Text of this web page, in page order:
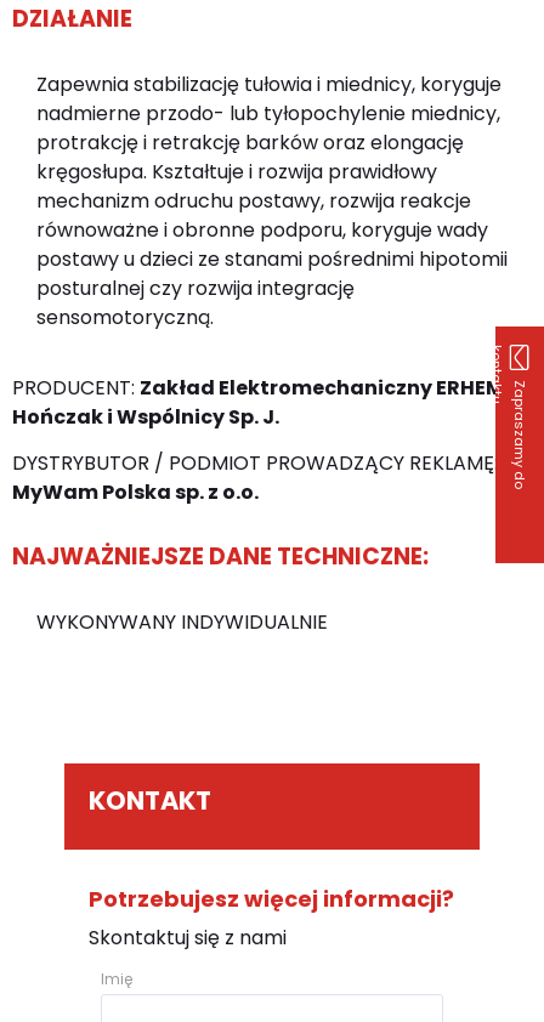
Z
a
p
r
a
s
z
a
m
y
d
o
k
o
n
t
a
k
t
u
DZIAŁANIE
Zapewnia stabilizację tułowia i miednicy, koryguje
nadmierne przodo- lub tyłopochylenie miednicy,
protrakcję i retrakcję barków oraz elongację
kręgosłupa. Kształtuje i rozwija prawidłowy
mechanizm odruchu postawy, rozwija reakcje
równoważne i obronne podporu, koryguje wady
postawy u dzieci ze stanami pośrednimi hipotomii
posturalnej czy rozwija integrację
sensomotoryczną.
PRODUCENT: Zakład Elektromechaniczny ERHEM
Hończak i Wspólnicy Sp. J.
DYSTRYBUTOR / PODMIOT PROWADZĄCY REKLAMĘ:
MyWam Polska sp. z o.o.
NAJWAŻNIEJSZE DANE TECHNICZNE:
WYKONYWANY INDYWIDUALNIE
KONTAKT
Potrzebujesz więcej informacji?
Skontaktuj się z nami
Imię